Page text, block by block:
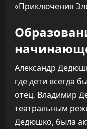
«Приключения
Александр
где дети всегда
отец, Владимир
театральным
Дедюшко, была